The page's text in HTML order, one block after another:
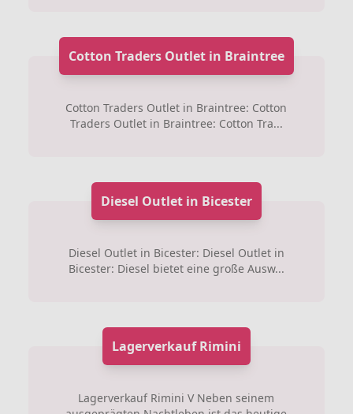
Cotton Traders Outlet in Braintree
Cotton Traders Outlet in Braintree: Cotton
Traders Outlet in Braintree: Cotton Tra...
Diesel Outlet in Bicester
Diesel Outlet in Bicester: Diesel Outlet in
Bicester: Diesel bietet eine große Ausw...
Lagerverkauf Rimini
Lagerverkauf Rimini V Neben seinem